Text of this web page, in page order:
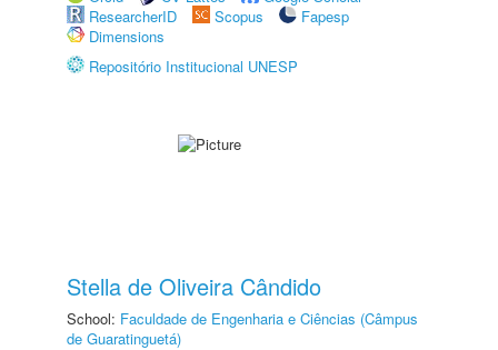
ResearcherID
Scopus
Fapesp
Dimensions
Repositório Institucional UNESP
Stella de Oliveira Cândido
School: Faculdade de Engenharia e Ciências (Câmpus
de Guaratinguetá)